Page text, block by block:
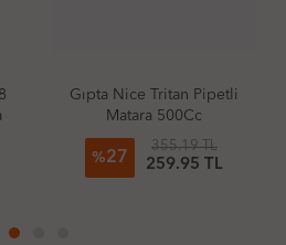
Gıpta Nice Tritan Pipetli
Matara 500Cc
355.19 TL
259.95 TL
Piano